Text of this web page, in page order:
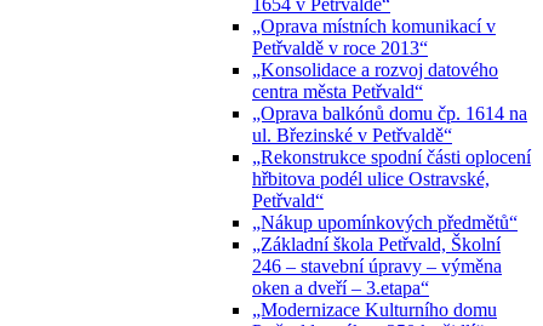
1654 v Petřvaldě“
„Oprava místních komunikací v
Petřvaldě v roce 2013“
„Konsolidace a rozvoj datového
centra města Petřvald“
„Oprava balkónů domu čp. 1614 na
ul. Březinské v Petřvaldě“
„Rekonstrukce spodní části oplocení
hřbitova podél ulice Ostravské,
Petřvald“
„Nákup upomínkových předmětů“
„Základní škola Petřvald, Školní
246 – stavební úpravy – výměna
oken a dveří – 3.etapa“
„Modernizace Kulturního domu